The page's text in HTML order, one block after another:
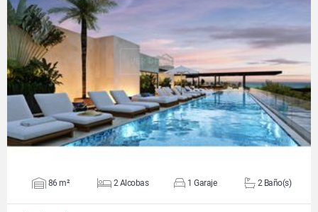
VER DETALLES
86 m² 2 Alcobas 1 Garaje 2 Baño(s)